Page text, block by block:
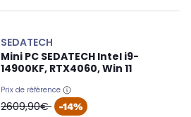
SEDATECH
Mini PC SEDATECH Intel i9-
14900KF, RTX4060, Win 11
Prix de référence
oldPrice
2609,90€ -14%